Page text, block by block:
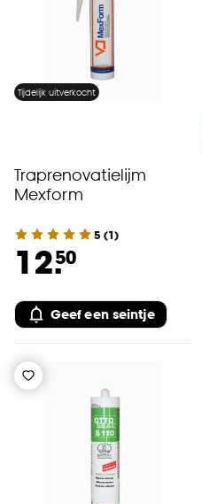
Tijdelijk uitverkocht
Traprenovatielijm
Mexform
5 (1)
12.50
Geef een seintje